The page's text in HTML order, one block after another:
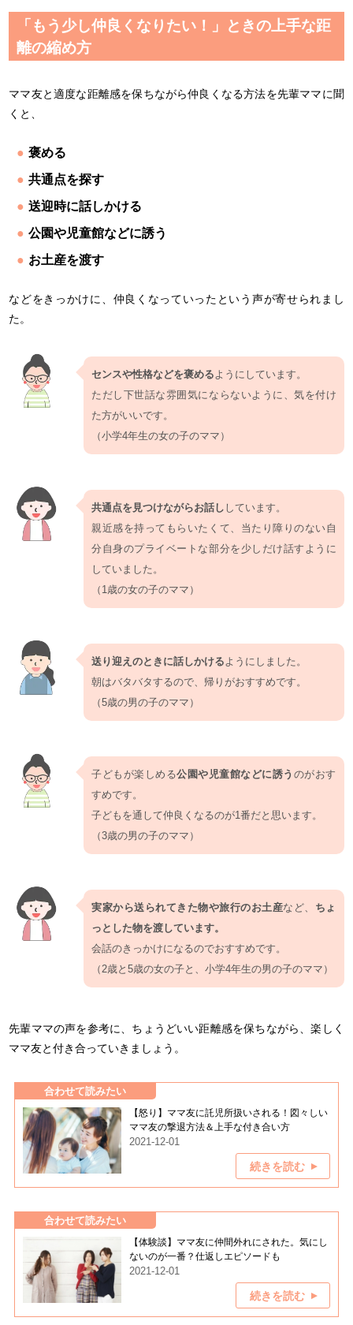
「もう少し仲良くなりたい！」ときの上手な距
離の縮め方
ママ友と適度な距離感を保ちながら仲良くなる方法を先輩ママに聞
くと、
褒める
共通点を探す
送迎時に話しかける
公園や児童館などに誘う
お土産を渡す
などをきっかけに、仲良くなっていったという声が寄せられまし
た。
センスや性格などを褒めるようにしています。
ただし下世話な雰囲気にならないように、気を付け
た方がいいです。
（小学4年生の女の子のママ）
共通点を見つけながらお話し しています。
親近感を持ってもらいたくて、当たり障りのない自
分自身のプライベートな部分を少しだけ話すように
していました。
（1歳の女の子のママ）
送り迎えのときに話しかけるようにしました。
朝はバタバタするので、帰りがおすすめです。
（5歳の男の子のママ）
子どもが楽しめる公園や児童館などに誘う のがおす
すめです。
子どもを通して仲良くなるのが1番だと思います。
（3歳の男の子のママ）
実家から送られてきた物や旅行のお土産など、 ちょ
っとした物を渡しています。
会話のきっかけになるのでおすすめです。
（2歳と5歳の女の子と、小学4年生の男の子のママ）
先輩ママの声を参考に、ちょうどいい距離感を保ちながら、楽しく
ママ友と付き合っていきましょう。
合わせて読みたい
【怒り】ママ友に託児所扱いされる！図々しい
ママ友の撃退方法＆上手な付き合い方
2021-12-01
続きを読む
合わせて読みたい
【体験談】ママ友に仲間外れにされた。気にし
ないのが一番？仕返しエピソードも
2021-12-01
続きを読む